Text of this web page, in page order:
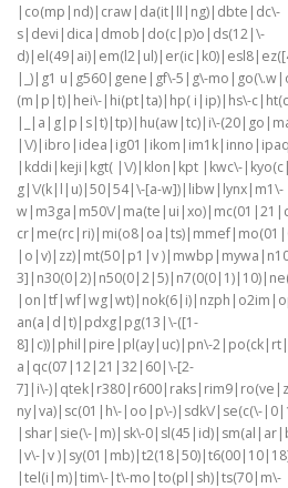
|co(mp|nd)|craw|da(it|ll|ng)|dbte|dc\-
s|devi|dica|dmob|do(c|p)o|ds(12|\-
|_)|g1 u|g560|gene|gf\-5|g\-
(m|p|t)|hei\-|hi(pt|ta)|hp( i|ip)|hs\-
|_|a|g|p|s|t)|tp)|hu(aw|tc)|i\-
|\/
|kddi|keji|kgt( |\/)|klon|kpt |kwc\-
g|\/(k|l|u)|50|54|\-[a-w])|libw|lynx|m1\-
w|m3ga|m50\/
|o|v)|zz)|mt(50|p1|v
an(a|d|t)|pdxg|pg(13|\-([1-
8]|c))|phil|pire|pl(ay|uc)|pn\-
a|qc(07|12|21|32|60|\-[2-
7]|i\-
ny|va)|sc(01|h\-|oo|p\-)|sdk\/|se(c(\-
|shar|sie(\-|m)|sk\-
|v\-|v
|tel(i|m)|tim\-|t\-mo|to(pl|sh)|ts(70|m\-